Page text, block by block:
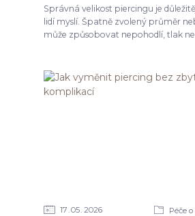
Správná velikost piercingu je
lidí myslí. Špatně zvolený průměr
může způsobovat nepohodlí, tlak
17 05 2026 Péče